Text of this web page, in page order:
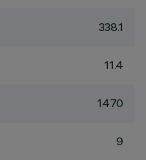
338.1
11.4
1470
9